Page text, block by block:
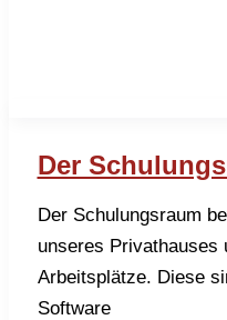
Der
Der Schulungsraum
unseres Privathauses
Arbeitsplätze. Diese
Software